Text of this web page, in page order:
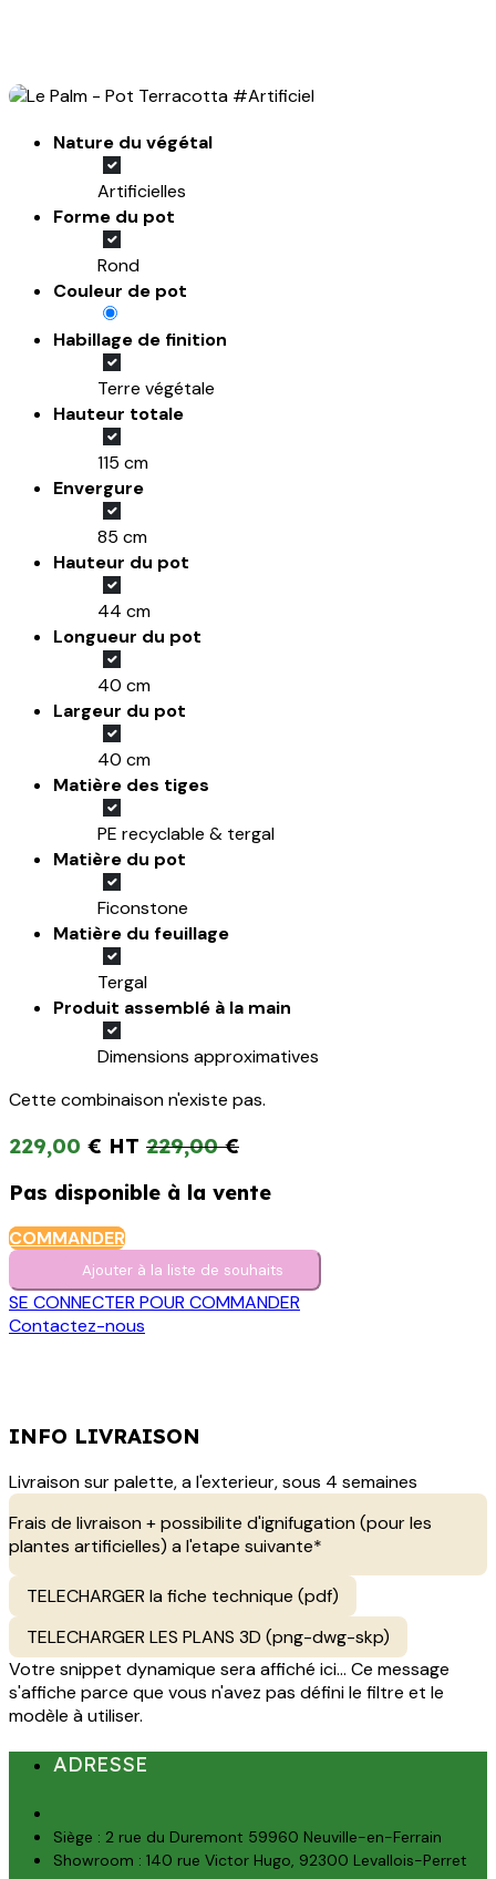
Nature du végétal
Artificielles
Forme du pot
Rond
Couleur de pot
Habillage de finition
Terre végétale
Hauteur totale
115 cm
Envergure
85 cm
Hauteur du pot
44 cm
Longueur du pot
40 cm
Largeur du pot
40 cm
Matière des tiges
PE recyclable & tergal
Matière du pot
Ficonstone
Matière du feuillage
Tergal
Produit assemblé à la main
Dimensions approximatives
Cette combinaison n'existe pas.
229,00 € 229,00€
Pas disponible à la vente
COMMANDER
Ajouter à la liste de s​o​uh​aits
SE CONNECTER POUR COMMANDER
Contactez-nous
INFO LIVRAISON
Livraison sur palette, a l'exterieur, sous 4 semaines
Frais de livraison + possibilite d'ignifugation (pour les
plantes artificielles) a l'etape suivante*
TELECHARGER la fiche technique (pdf)
TELECHARGER LES PLANS 3D (png-dwg-skp)
Votre snippet dynamique sera affiché ici... Ce message
s'affiche parce que vous n'avez pas défini le filtre et le
modèle à utiliser.
ADRESSE
Siège : 2 rue du Duremont 59960 Neuville-en-Ferrain
Showroom : 140 rue Victor Hugo, 92300 Levallois-Perret